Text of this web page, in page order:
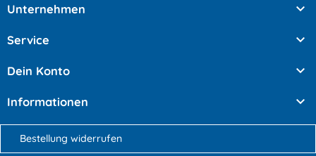
Unternehmen 
Service 
Dein Konto 
Informationen 
Bestellung widerrufen